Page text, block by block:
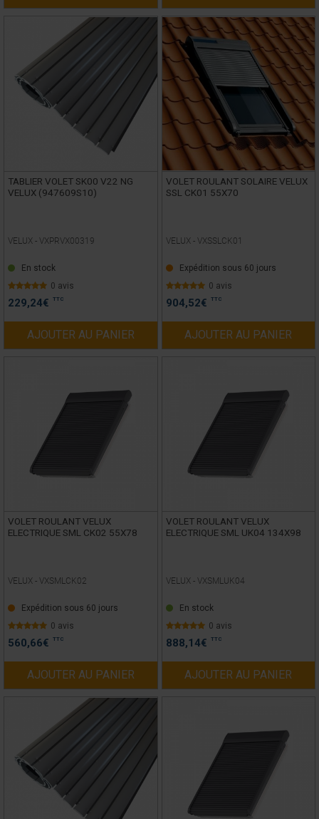
TABLIER VOLET SK00 V22 NG
VELUX (947609S10)
VELUX - VXPRVX00319
En stock
0 avis
229,24€ TTC
AJOUTER AU PANIER
VOLET ROULANT SOLAIRE VELUX
SSL CK01 55X70
VELUX - VXSSLCK01
Expédition sous 60 jours
0 avis
904,52€ TTC
AJOUTER AU PANIER
VOLET ROULANT VELUX
ELECTRIQUE SML CK02 55X78
VELUX - VXSMLCK02
Expédition sous 60 jours
0 avis
560,66€ TTC
AJOUTER AU PANIER
VOLET ROULANT VELUX
ELECTRIQUE SML UK04 134X98
VELUX - VXSMLUK04
En stock
0 avis
888,14€ TTC
AJOUTER AU PANIER